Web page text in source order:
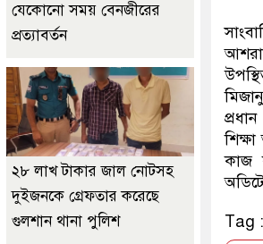
কাজ
Tag :
যেকোনো সময় বেনজীরের
প্রত্যাবর্তন
২৮ লাখ টাকার জাল নোটসহ
দুইজনকে গ্রেফতার করেছে
গুলশান থানা পুলিশ